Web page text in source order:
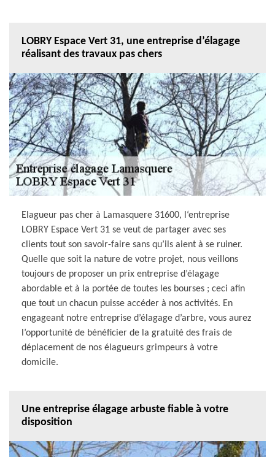
LOBRY Espace Vert 31, une entreprise d’élagage
réalisant des travaux pas chers
Elagueur pas cher à Lamasquere 31600, l‘entreprise
LOBRY Espace Vert 31 se veut de partager avec ses
clients tout son savoir-faire sans qu’ils aient à se ruiner.
Quelle que soit la nature de votre projet, nous veillons
toujours de proposer un prix entreprise d’élagage
abordable et à la portée de toutes les bourses ; ceci afin
que tout un chacun puisse accéder à nos activités. En
engageant notre entreprise d’élagage d’arbre, vous aurez
l’opportunité de bénéficier de la gratuité des frais de
déplacement de nos élagueurs grimpeurs à votre
domicile.
Une entreprise élagage arbuste fiable à votre
disposition